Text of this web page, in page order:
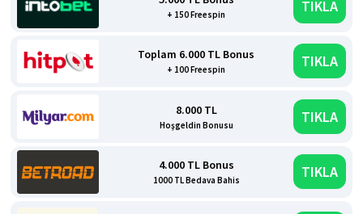
+ 150 Freespin TIKLA
Toplam 6.000 TL Bonus
+ 100 Freespin TIKLA
8.000 TL
Hoşgeldin Bonusu TIKLA
4.000 TL Bonus
1000 TL Bedava Bahis TIKLA